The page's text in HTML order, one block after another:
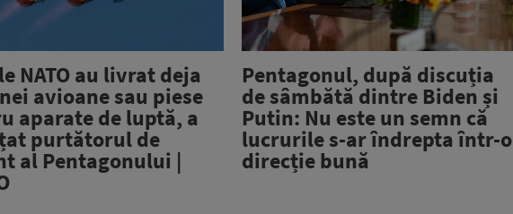
NATO au livrat deja
avioane sau piese
aparate de luptă, a
purtătorul de
al Pentagonului |
Pentagonul, după discuția
de sâmbătă dintre Biden și
Putin: Nu este un semn că
lucrurile s-ar îndrepta într-o
direcție bună